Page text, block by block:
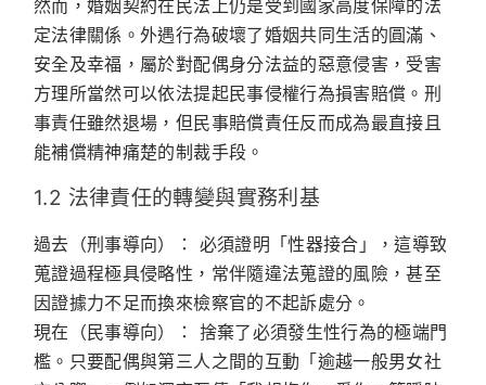
然而，婚姻契約在民法上仍是受到國家高度保障的法
定法律關係。外遇行為破壞了婚姻共同生活的圓滿、
安全及幸福，屬於對配偶身分法益的惡意侵害，受害
方理所當然可以依法提起民事侵權行為損害賠償。刑
事責任雖然退場，但民事賠償責任反而成為最直接且
能補償精神痛楚的制裁手段。
1.2 法律責任的轉變與實務利基
過去（刑事導向）：
必須證明「性器接合」，這導致
蒐證過程極具侵略性，常伴隨違法蒐證的風險，甚至
因證據力不足而換來檢察官的不起訴處分。
現在（民事導向）：
捨棄了必須發生性行為的極端門
檻。只要配偶與第三人之間的互動「逾越一般男女社